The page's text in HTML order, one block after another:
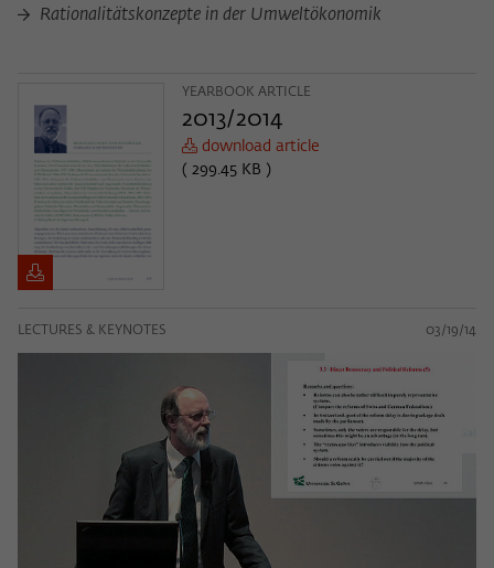
Rationalitätskonzepte in der Umweltökonomik
YEARBOOK ARTICLE
2013/2014
download article
( 299.45 KB )
LECTURES & KEYNOTES 03/19/14